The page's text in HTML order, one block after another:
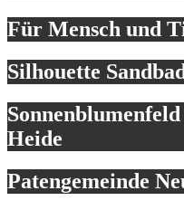
Für Mensch und
Silhouette
Heide
Patengemeinde